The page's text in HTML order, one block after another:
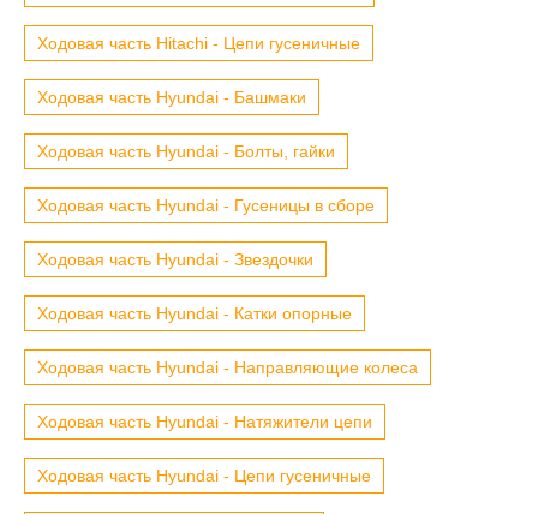
Ходовая часть Hitachi - Цепи гусеничные
Ходовая часть Hyundai - Башмаки
Ходовая часть Hyundai - Болты, гайки
Ходовая часть Hyundai - Гусеницы в сборе
Ходовая часть Hyundai - Звездочки
Ходовая часть Hyundai - Катки опорные
Ходовая часть Hyundai - Направляющие колеса
Ходовая часть Hyundai - Натяжители цепи
Ходовая часть Hyundai - Цепи гусеничные